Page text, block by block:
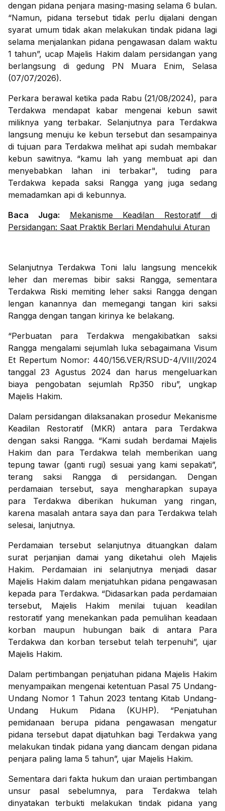
dengan pidana penjara masing-masing selama 6 bulan.
“Namun, pidana tersebut tidak perlu dijalani dengan
syarat umum tidak akan melakukan tindak pidana lagi
selama menjalankan pidana pengawasan dalam waktu
1 tahun”, ucap Majelis Hakim dalam persidangan yang
berlangsung di gedung PN Muara Enim, Selasa
(07/07/2026).
Perkara berawal ketika pada Rabu (21/08/2024), para
Terdakwa mendapat kabar mengenai kebun sawit
miliknya yang terbakar. Selanjutnya para Terdakwa
langsung menuju ke kebun tersebut dan sesampainya
di tujuan para Terdakwa melihat api sudah membakar
kebun sawitnya. “kamu lah yang membuat api dan
menyebabkan lahan ini terbakar", tuding para
Terdakwa kepada saksi Rangga yang juga sedang
memadamkan api di kebunnya.
Baca Juga:
Mekanisme Keadilan Restoratif di
Persidangan: Saat Praktik Berlari Mendahului Aturan
Selanjutnya Terdakwa Toni lalu langsung mencekik
leher dan meremas bibir saksi Rangga, sementara
Terdakwa Riski memiting leher saksi Rangga dengan
lengan kanannya dan memegangi tangan kiri saksi
Rangga dengan tangan kirinya ke belakang.
“Perbuatan para Terdakwa mengakibatkan saksi
Rangga mengalami sejumlah luka sebagaimana Visum
Et Repertum Nomor: 440/156.VER/RSUD-4/VIII/2024
tanggal 23 Agustus 2024 dan harus mengeluarkan
biaya pengobatan sejumlah Rp350 ribu”, ungkap
Majelis Hakim.
Dalam persidangan dilaksanakan prosedur Mekanisme
Keadilan Restoratif (MKR) antara para Terdakwa
dengan saksi Rangga. “Kami sudah berdamai Majelis
Hakim dan para Terdakwa telah memberikan uang
tepung tawar (ganti rugi) sesuai yang kami sepakati”,
terang saksi Rangga di persidangan. Dengan
perdamaian tersebut, saya mengharapkan supaya
para Terdakwa diberikan hukuman yang ringan,
karena masalah antara saya dan para Terdakwa telah
selesai, lanjutnya.
Perdamaian tersebut selanjutnya dituangkan dalam
surat perjanjian damai yang diketahui oleh Majelis
Hakim. Perdamaian ini selanjutnya menjadi dasar
Majelis Hakim dalam menjatuhkan pidana pengawasan
kepada para Terdakwa. “Didasarkan pada perdamaian
tersebut, Majelis Hakim menilai tujuan keadilan
restoratif yang menekankan pada pemulihan keadaan
korban maupun hubungan baik di antara Para
Terdakwa dan korban tersebut telah terpenuhi”, ujar
Majelis Hakim.
Dalam pertimbangan penjatuhan pidana Majelis Hakim
menyampaikan mengenai ketentuan Pasal 75 Undang-
Undang Nomor 1 Tahun 2023 tentang Kitab Undang-
Undang Hukum Pidana (KUHP). “Penjatuhan
pemidanaan berupa pidana pengawasan mengatur
pidana tersebut dapat dijatuhkan bagi Terdakwa yang
melakukan tindak pidana yang diancam dengan pidana
penjara paling lama 5 tahun”, ujar Majelis Hakim.
Sementara dari fakta hukum dan uraian pertimbangan
unsur pasal sebelumnya, para Terdakwa telah
dinyatakan terbukti melakukan tindak pidana yang